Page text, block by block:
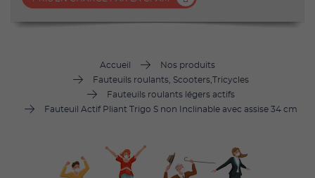
Accueil
Nos produits
Fauteuils roulants, Scooters,Tricycles
Fauteuils roulants légers actifs
Fauteuil Actif Pliant Trigo S non Inclinable avec assise 34 cm